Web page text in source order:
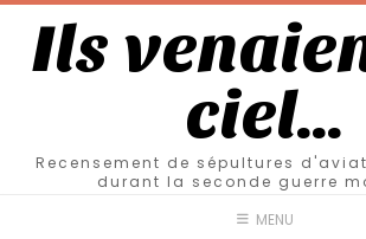
Ils
ciel…
Recensement de sépultures
durant la seconde guerre
MENU